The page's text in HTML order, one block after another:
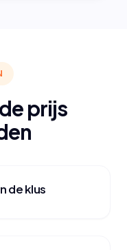
prijs
de klus